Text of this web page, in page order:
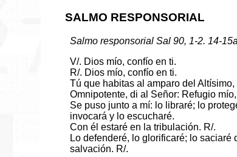
SALMO RESPONSORIAL
Salmo responsorial Sal 90, 1-2. 14-
V/. Dios mío, confío en ti.
R/. Dios mío, confío en ti.
Tú que habitas al amparo del
Omnipotente, di al Señor: Refugio
Se puso junto a mí: lo libraré; lo
invocará y lo escucharé.
Con él estaré en la tribulación. R/.
Lo defenderé, lo glorificaré; lo saciaré
salvación. R/.